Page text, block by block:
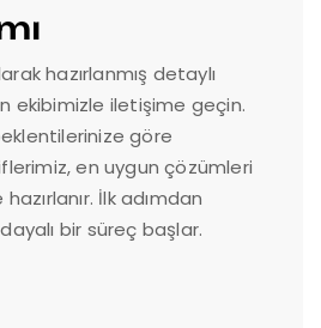
hazırlanmış detaylı
ekibimizle iletişime geçin.
göre
en uygun çözümleri
İlk adımdan
bir süreç başlar.